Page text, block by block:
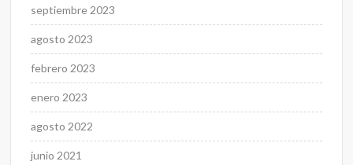
septiembre 2023
agosto 2023
febrero 2023
enero 2023
agosto 2022
junio 2021